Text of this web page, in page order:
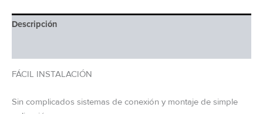
Descripción
FÁCIL INSTALACIÓN
Sin complicados sistemas de conexión y montaje de simple